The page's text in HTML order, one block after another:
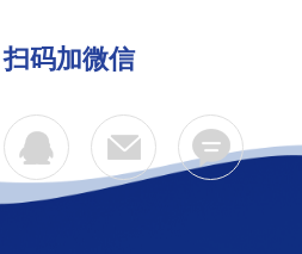
扫码加微信